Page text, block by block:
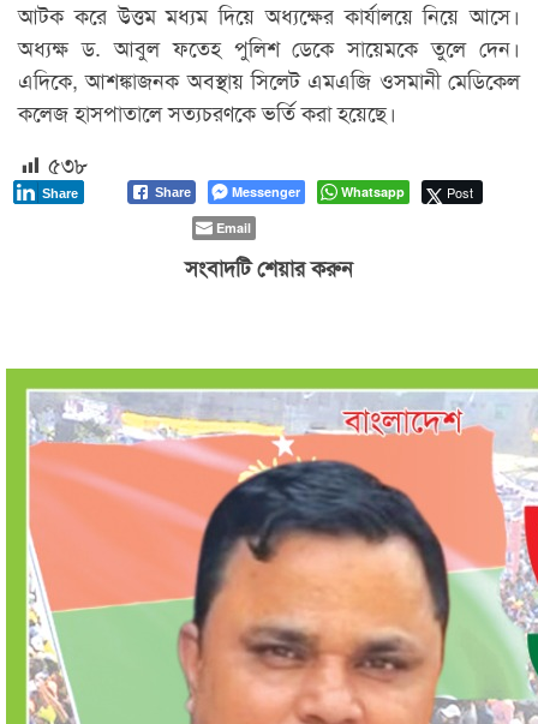
আটক করে উত্তম মধ্যম দিয়ে অধ্যক্ষের কার্যালয়ে নিয়ে আসে।
অধ্যক্ষ ড. আবুল ফতেহ পুলিশ ডেকে সায়েমকে তুলে দেন।
এদিকে, আশঙ্কাজনক অবস্থায় সিলেট এমএজি ওসমানী মেডিকেল
কলেজ হাসপাতালে সত্যচরণকে ভর্তি করা হয়েছে।
৫৩৮
Share Messenger Whatsapp Post
Share
Email
সংবাদটি শেয়ার করুন